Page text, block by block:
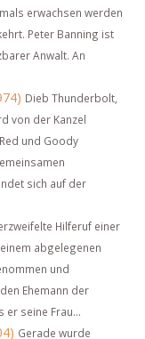
erwachsen werden
Peter Banning ist
Anwalt. An
Dieb Thunderbolt,
von der Kanzel
und Goody
sich auf der
Hilferuf einer
abgelegenen
und
Ehemann der
er seine Frau...
Gerade wurde